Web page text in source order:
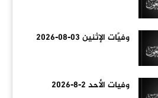
وفيَّات الإثنين 03-08-2026
وفيات الأحد 2-8-2026